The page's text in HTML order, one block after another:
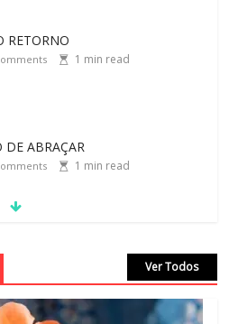
RETORNO
1 min read
DE ABRAÇAR
1 min read
POR-CIDINHA CASSIANO &
1min read
Ver Todos